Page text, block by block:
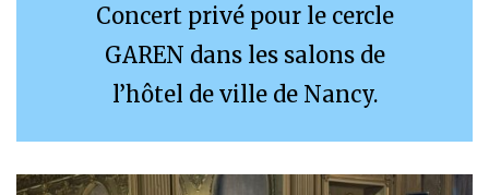
Concert privé pour le cercle
GAREN dans les salons de
l’hôtel de ville de Nancy.